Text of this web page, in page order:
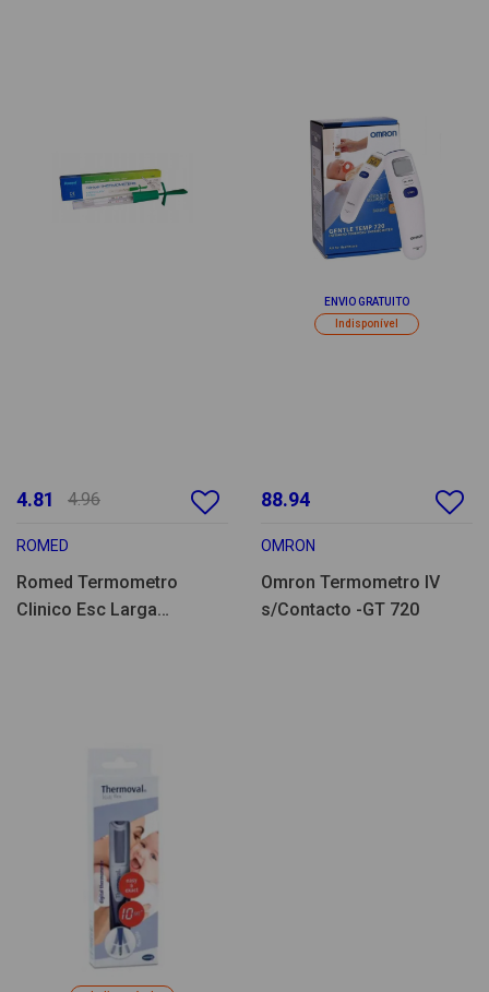
4.81 4.96
ROMED
Romed Termometro
Clinico Esc Larga
ENVIO GRATUITO
Indisponível
88.94
OMRON
Omron Termometro IV
s/Contacto -GT 720